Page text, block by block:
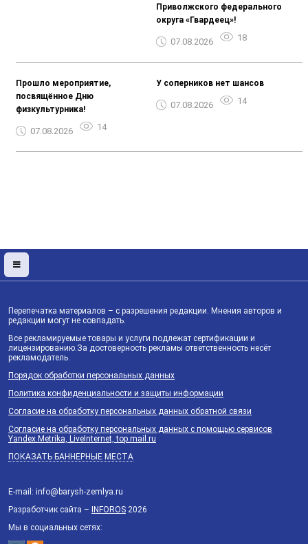
Приволжского федерального
округа «Гвардеец»!
07.08.2026 18
Прошло мероприятие,
посвящённое Дню
физкультурника!
07.08.2026 14
У соперников нет шансов
07.08.2026 14
Перепечатка материалов – с разрешения редакции. Мнения авторов и
редакции могут не совпадать.
Все рекламируемые товары и услуги подлежат сертификации и
лицензированию.За достоверность рекламы ответственность несёт
рекламодатель.
Порядок обработки персональных данных
Политика конфиденциальности и защиты информации
Согласие на обработку персональных данных обратной связи
Согласие на обработку персональных данных с помощью сервисов
Yandex.Metrika, LiveInternet, top.mail.ru
ПОКАЗАТЬ БАННЕРНЫЕ МЕСТА
E-mail: info@barysh-zemlya.ru
Разработчик сайта – INFOROS 2026
Мы в социальных сетях: